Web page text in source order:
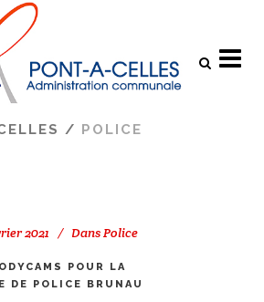
/ POLICE
2021 DansPolice
POUR LA
DE POLICE BRUNAU